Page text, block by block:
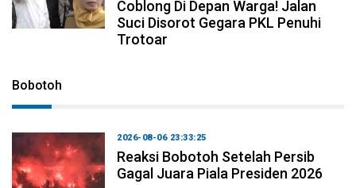
Coblong Di Depan Warga! Jalan
Suci Disorot Gegara PKL Penuhi
Trotoar
Bobotoh
2026-08-06 23:33:25
Reaksi Bobotoh Setelah Persib
Gagal Juara Piala Presiden 2026